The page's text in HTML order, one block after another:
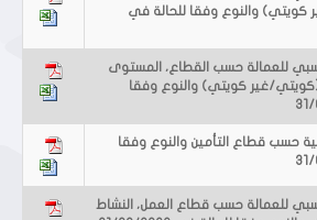
كويتي) والنوع وفقا للحالة في
للعمالة حسب القطاع، المستوى
(كويتي/غير كويتي) والنوع وفقا
حسب قطاع التأمين والنوع وفقا
للعمالة حسب قطاع العمل، النشاط